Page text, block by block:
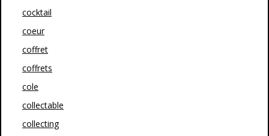
cocktail
coeur
coffret
coffrets
cole
collectable
collecting